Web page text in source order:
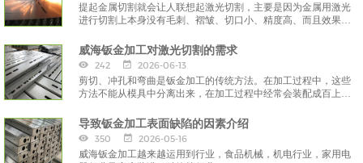
提起金属切割就会让人联想起激光切割，主要是因为金属用激光
进行切割上本身没有毛刺、褶皱、切口小、精度高、而且效果比
威海钣金加工对激光切割的需求
242
2026-06-13
剪切、冲孔和弯曲是钣金加工的传统方法。在加工过程中，这些
方法不能从模具中分离出来，在加工过程中经常会装配成百上千
导致钣金加工表面缺陷的因素介绍
350
2026-05-16
威海钣金加工越来越运用到行业，食品机械，机电行业，家用电